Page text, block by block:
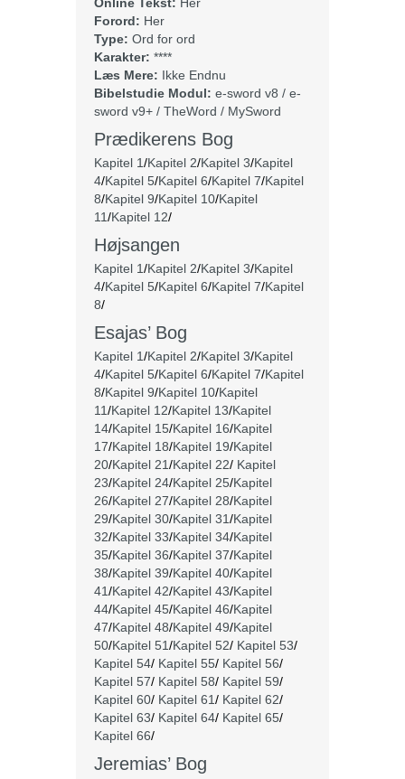
Forord: Her
Type: Ord for ord
Karakter: ****
Læs Mere: Ikke Endnu
Bibelstudie Modul: e-sword v8 / e-
sword v9+ / TheWord / MySword
Prædikerens Bog
Kapitel 1/Kapitel 2/Kapitel 3/Kapitel
4/Kapitel 5/Kapitel 6/Kapitel 7/Kapitel
8/Kapitel 9/Kapitel 10/Kapitel
11/Kapitel 12/
Højsangen
Kapitel 1/Kapitel 2/Kapitel 3/Kapitel
4/Kapitel 5/Kapitel 6/Kapitel 7/Kapitel
8/
Esajas’ Bog
Kapitel 1/Kapitel 2/Kapitel 3/Kapitel
4/Kapitel 5/Kapitel 6/Kapitel 7/Kapitel
8/Kapitel 9/Kapitel 10/Kapitel
11/Kapitel 12/Kapitel 13/Kapitel
14/Kapitel 15/Kapitel 16/Kapitel
17/Kapitel 18/Kapitel 19/Kapitel
20/Kapitel 21/Kapitel 22/ Kapitel
23/Kapitel 24/Kapitel 25/Kapitel
26/Kapitel 27/Kapitel 28/Kapitel
29/Kapitel 30/Kapitel 31/Kapitel
32/Kapitel 33/Kapitel 34/Kapitel
35/Kapitel 36/Kapitel 37/Kapitel
38/Kapitel 39/Kapitel 40/Kapitel
41/Kapitel 42/Kapitel 43/Kapitel
44/Kapitel 45/Kapitel 46/Kapitel
47/Kapitel 48/Kapitel 49/Kapitel
50/Kapitel 51/Kapitel 52/ Kapitel 53/
Kapitel 54/ Kapitel 55/ Kapitel 56/
Kapitel 57/ Kapitel 58/ Kapitel 59/
Kapitel 60/ Kapitel 61/ Kapitel 62/
Kapitel 63/ Kapitel 64/ Kapitel 65/
Kapitel 66/
Jeremias’ Bog